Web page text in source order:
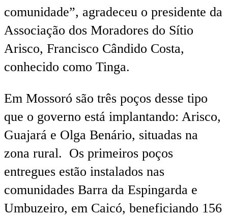
comunidade”, agradeceu o presidente da
Associação dos Moradores do Sítio
Arisco, Francisco Cândido Costa,
conhecido como Tinga.
Em Mossoró são três poços desse tipo
que o governo está implantando: Arisco,
Guajará e Olga Benário, situadas na
zona rural. Os primeiros poços
entregues estão instalados nas
comunidades Barra da Espingarda e
Umbuzeiro, em Caicó, beneficiando 156